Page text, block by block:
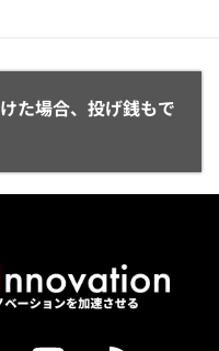
た場合、投げ銭もで